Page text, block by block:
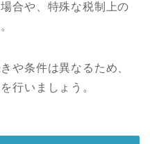
合や、特殊な税制上の
や条件は異なるため、
行いましょう。